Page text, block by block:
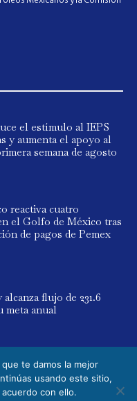
el estímulo al IEPS
y aumenta el apoyo al
semana de agosto
reactiva cuatro
el Golfo de México tras
de pagos de Pemex
flujo de 231.6
meta anual
te damos la mejor
usando este sitio,
con ello.